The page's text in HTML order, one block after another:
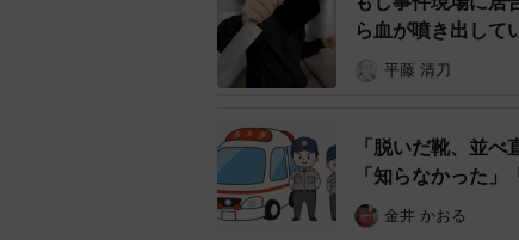
次に、外科内科クリニックを運
AEDは、心臓の震えを一旦リセッ
筋肉が震えてポンプとしての役割
素が行き渡らなくなり、意識を失
ら血が噴き出して
平藤 清刀
「脱いだ靴、並
「知らなかった」
金井 かおる